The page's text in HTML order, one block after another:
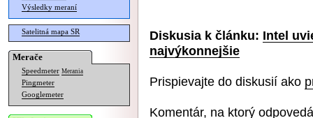
Výsledky meraní
Satelitná mapa SR
Merače
Speedmeter Merania
Pingmeter
Googlemeter
Diskusia k článku: Intel
najvýkonnejšie
Prispievajte do diskusií ako
Komentár, na ktorý